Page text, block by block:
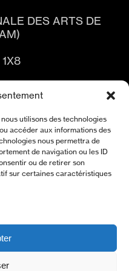
utilisons des technologies
accéder aux informations des
nous permettra de
de navigation ou les ID
ou de retirer son
sur certaines caractéristiques
DES ARTS DE